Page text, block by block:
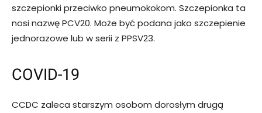
szczepionki przeciwko pneumokokom. Szczepionka ta
nosi nazwę PCV20. Może być podana jako szczepienie
jednorazowe lub w serii z PPSV23.
COVID-19
CCDC zaleca starszym osobom dorosłym drugą